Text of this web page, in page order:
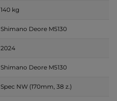
140 kg
Shimano Deore M5130
2024
Shimano Deore M5130
Spec NW (170mm, 38 z.)